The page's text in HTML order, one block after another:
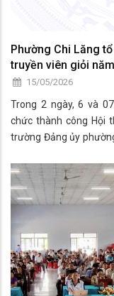
Phường Chi Lăng
truyền viên giỏi
15/05/2026
Trong 2 ngày, 6 và
chức thành công Hội
trường Đảng ủy
phường.